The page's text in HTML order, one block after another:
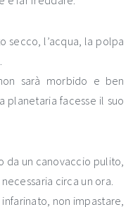
secco, l’acqua, la polpa
sarà morbido e ben
planetaria facesse il suo
da un canovaccio pulito,
circa un ora.
non impastare,